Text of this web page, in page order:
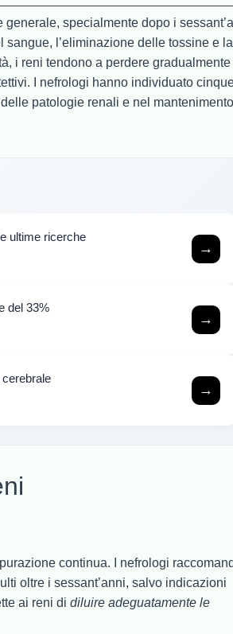
specialmente dopo i
l’eliminazione delle tossine e la
i reni tendono a perdere
I nefrologi hanno individuato
patologie renali e nel mantenimento
ultime ricerche
→
del 33%
→
→
continua. I nefrologi
oltre i sessant’anni, salvo indicazioni
ai reni di diluire adeguatamente le